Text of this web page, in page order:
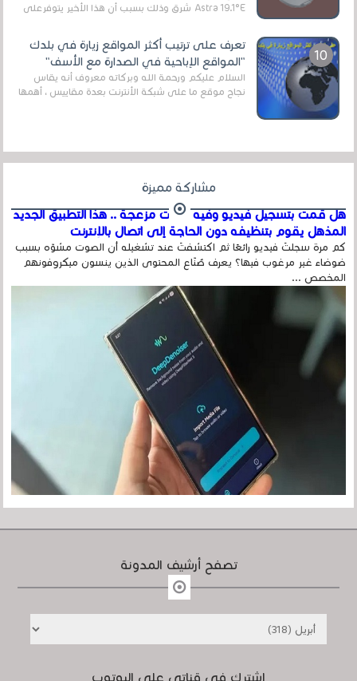
Astra 19.1°E شرق وذلك بسبب أن هذا الأخير يتوفرعلى
تعرف على ترتيب أكثر المواقع زيارة في بلدك
"المواقع الإباحية في الصدارة مع الأسف"
السلام عليكم ورحمة الله وبركاته معروف أنه يقاس
نجاح موقع ما على شبكة الأنترنت بعدة مقاييس ، أهمها
مشاركة مميزة
هل قمت بتسجيل فيديو وفيه أصوت مزعجة .. هذا التطبيق الجديد
المذهل يقوم بتنظيفه دون الحاجة إلى اتصال بالإنترنت
كم مرة سجلتَ فيديو رائعًا ثم اكتشفتَ عند تشغيله أن الصوت مشوّه بسبب
ضوضاء غير مرغوب فيها؟ يعرف صُنّاع المحتوى الذين ينسون ميكروفونهم
المخصص ...
تصفح أرشيف المدونة
إشترك في قناتي على اليوتوب